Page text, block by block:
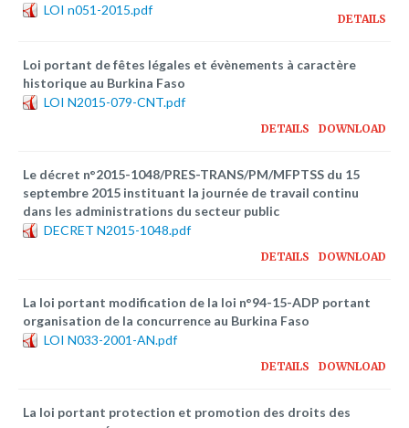
Bibliothèque en ligne
Nous Ecrire
LOI n051-2015.pdf
DETAILS
Loi portant de fêtes légales et évènements à caractère
historique au Burkina Faso
LOI N2015-079-CNT.pdf
DOWNLOAD
DETAILS
Le décret n°2015-1048/PRES-TRANS/PM/MFPTSS du 15
septembre 2015 instituant la journée de travail continu
dans les administrations du secteur public
DECRET N2015-1048.pdf
DOWNLOAD
DETAILS
La loi portant modification de la loi n°94-15-ADP portant
organisation de la concurrence au Burkina Faso
LOI N033-2001-AN.pdf
DOWNLOAD
DETAILS
La loi portant protection et promotion des droits des